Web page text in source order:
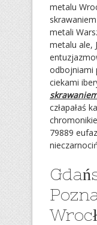
metalu
metali
metalu ale,
odbojniami
ciekami
człapałaś
79889